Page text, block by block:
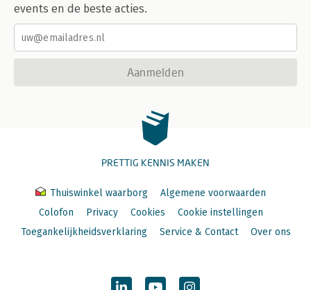
events en de beste acties.
Aanmelden
PRETTIG KENNIS MAKEN
Thuiswinkel waarborg
Algemene voorwaarden
Colofon
Privacy Cookies
Cookie instellingen
Toegankelijkheidsverklaring
Service & Contact Over ons